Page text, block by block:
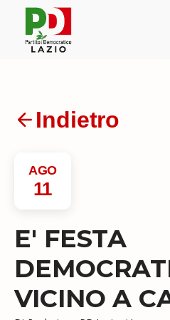
Indietro
AGO
11
E' FESTA
VICINO A